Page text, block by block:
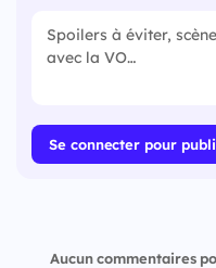
Se connecter pour
Aucun commentaires